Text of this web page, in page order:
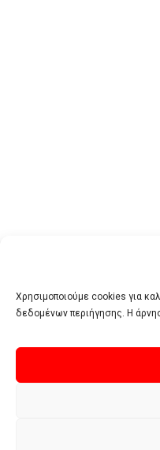
Χρησιμοποιούμε cookies για
δεδομένων περιήγησης. Η